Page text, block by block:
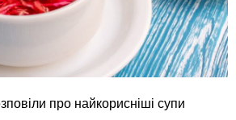
про найкорисніші супи